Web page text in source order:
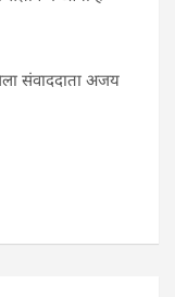
संवाददाता अजय